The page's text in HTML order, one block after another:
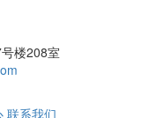
楼208室
联系我们